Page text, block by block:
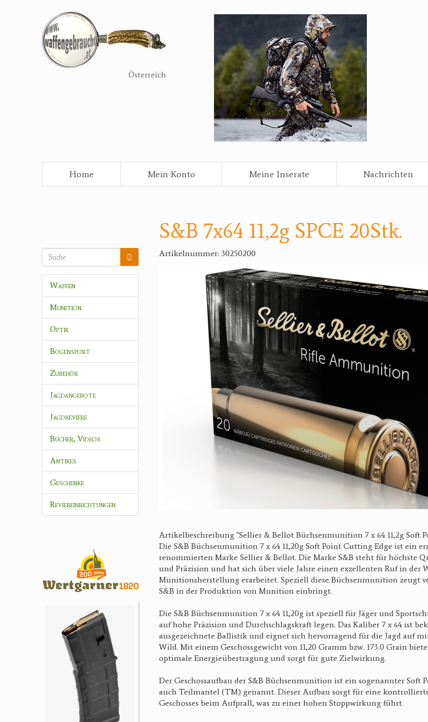
Österreich
Home
Mein Konto Meine Inserate Nachrichten
Waffen
Munition
Optik
Bogensport
Zubehör
Jagdangebote
Jagdreviere
Bücher, Videos
Antikes
Geschenke
Reviereinrichtungen
S&B 7x64 11,2g SPCE 20Stk.
Artikelnummer: 30250200
Artikelbeschreibung "Sellier & Bellot Büchsenmunition 7 x 64 11,2g Soft
Die S&B Büchsenmunition 7 x 64 11,20g Soft Point Cutting Edge ist ein
renommierten Marke Sellier & Bellot. Die Marke S&B steht für höchste
und Präzision und hat sich über viele Jahre einen exzellenten Ruf in der
Munitionsherstellung erarbeitet. Speziell diese Büchsenmunition zeugt
S&B in der Produktion von Munition einbringt.
Die S&B Büchsenmunition 7 x 64 11,20g ist speziell für Jäger und
auf hohe Präzision und Durchschlagskraft legen. Das Kaliber 7 x 64 ist
ausgezeichnete Ballistik und eignet sich hervorragend für die Jagd auf
Wild. Mit einem Geschossgewicht von 11,20 Gramm bzw. 173.0 Grain
optimale Energieübertragung und sorgt für gute Zielwirkung.
Der Geschossaufbau der S&B Büchsenmunition ist ein sogenannter Soft
auch Teilmantel (TM) genannt. Dieser Aufbau sorgt für eine
Geschosses beim Aufprall, was zu einer hohen Stoppwirkung führt.